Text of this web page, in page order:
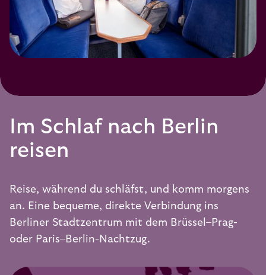
Im Schlaf nach Berlin
reisen
Reise, während du schläfst, und komm morgens
an. Eine bequeme, direkte Verbindung ins
Berliner Stadtzentrum mit dem Brüssel–Prag-
oder Paris–Berlin-Nachtzug.